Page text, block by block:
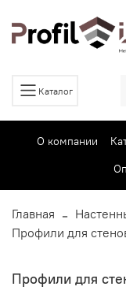
Каталог
О компании
Главная
Профили для
Профили для